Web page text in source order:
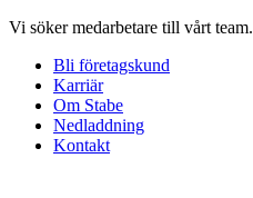
Hoppa
innehåll
Vi söker medarbetare till vårt team.
Bli företagskund
Karriär
Om Stabe
Nedladdning
Kontakt